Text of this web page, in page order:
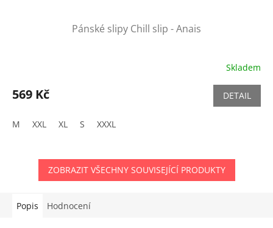
Pánské slipy Chill slip - Anais
Skladem
569 Kč DETAIL
M XXL XL S XXXL
ZOBRAZIT VŠECHNY SOUVISEJÍCÍ PRODUKTY
Popis Hodnocení